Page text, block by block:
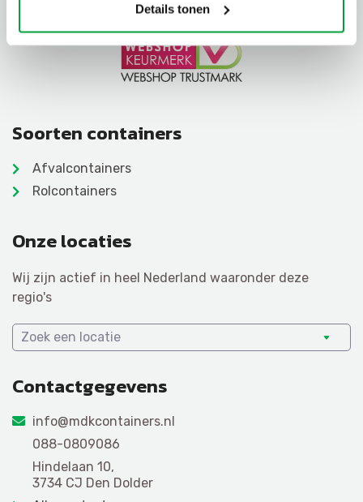
Details tonen
Soorten containers
Afvalcontainers
Rolcontainers
Onze locaties
Wij zijn actief in heel Nederland waaronder deze
regio's
Zoek een locatie
Contactgegevens
info@mdkcontainers.nl
088-0809086
Hindelaan 10,
3734 CJ Den Dolder